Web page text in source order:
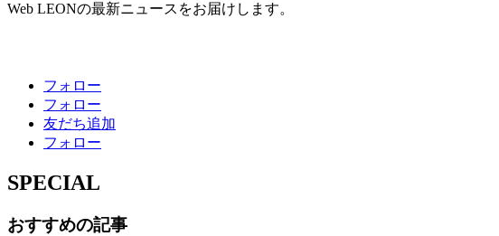
Web LEONの最新ニュースをお届けします。
フォロー
フォロー
友だち追加
フォロー
SPECIAL
おすすめの記事